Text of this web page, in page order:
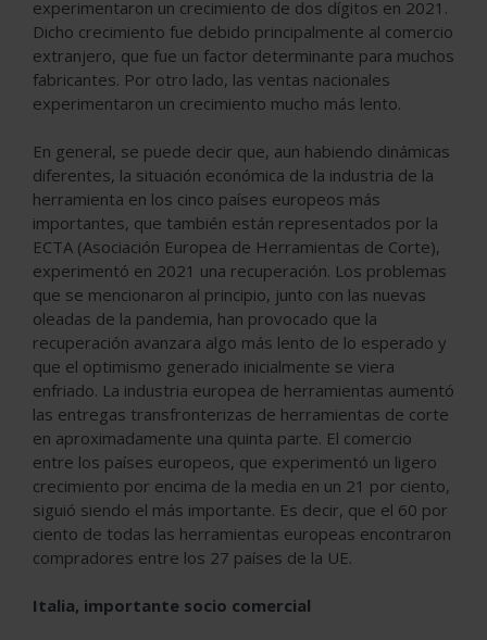
experimentaron un crecimiento de dos dígitos en 2021.
Dicho crecimiento fue debido principalmente al comercio
extranjero, que fue un factor determinante para muchos
fabricantes. Por otro lado, las ventas nacionales
experimentaron un crecimiento mucho más lento.
En general, se puede decir que, aun habiendo dinámicas
diferentes, la situación económica de la industria de la
herramienta en los cinco países europeos más
importantes, que también están representados por la
ECTA (Asociación Europea de Herramientas de Corte),
experimentó en 2021 una recuperación. Los problemas
que se mencionaron al principio, junto con las nuevas
oleadas de la pandemia, han provocado que la
recuperación avanzara algo más lento de lo esperado y
que el optimismo generado inicialmente se viera
enfriado. La industria europea de herramientas aumentó
las entregas transfronterizas de herramientas de corte
en aproximadamente una quinta parte. El comercio
entre los países europeos, que experimentó un ligero
crecimiento por encima de la media en un 21 por ciento,
siguió siendo el más importante. Es decir, que el 60 por
ciento de todas las herramientas europeas encontraron
compradores entre los 27 países de la UE.
Italia, importante socio comercial